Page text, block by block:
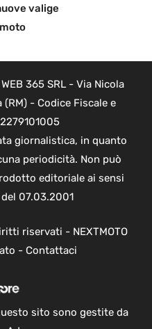
valige
365 SRL - Via Nicola
(RM) - Codice Fiscale e
giornalistica, in quanto
periodicità. Non può
editoriale ai sensi
07.03.2001
riservati - NEXTMOTO
- Contattaci
sito sono gestite da